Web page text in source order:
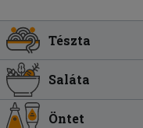
Tészta
Saláta
Öntet